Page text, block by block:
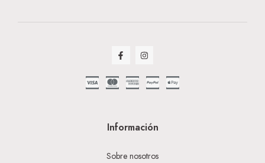
Información
Sobre nosotros